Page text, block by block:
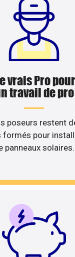
vrais Pro pour
travail de pro
poseurs restent
formés pour
panneaux solaires.